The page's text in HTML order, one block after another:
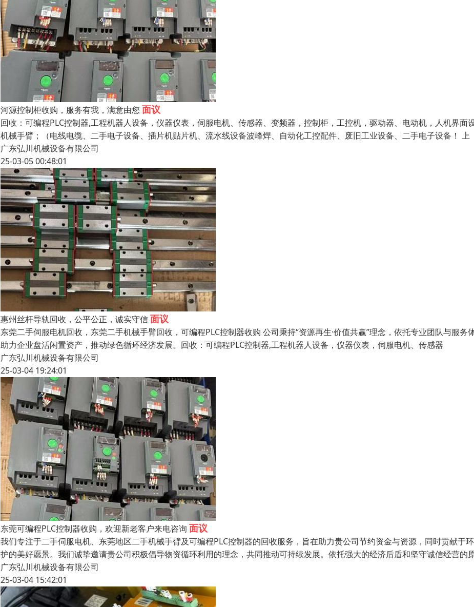
河源控制柜收购，服务有我，满意由您 面议
回收：可编程PLC控制器,工程机器人设备，仪器仪表，伺服电机、传感器、变频器，控制柜，工控机，驱动器、电动机，人机界面
机械手臂；（电线电缆、二手电子设备、插片机贴片机、流水线设备波峰焊、自动化工控配件、废旧工业设备、二手电子设备！ 上
广东弘川机械设备有限公司
25-03-05 00:48:01
惠州丝杆导轨回收，公平公正，诚实守信面议
东莞二手伺服电机回收，东莞二手机械手臂回收，可编程PLC控制器收购 公司秉持“资源再生·价值共赢”理念，依托专业团队与服务
助力企业盘活闲置资产，推动绿色循环经济发展。回收：可编程PLC控制器,工程机器人设备，仪器仪表，伺服电机、传感器
广东弘川机械设备有限公司
25-03-04 19:24:01
东莞可编程PLC控制器收购，欢迎新老客户来电咨询 面议
我们专注于二手伺服电机、东莞地区二手机械手臂及可编程PLC控制器的回收服务，旨在助力贵公司节约资金与资源，同时贡献于
护的美好愿景。我们诚挚邀请贵公司积极倡导物资循环利用的理念，共同推动可持续发展。依托强大的经济后盾和坚守诚信经营的
广东弘川机械设备有限公司
25-03-04 15:42:01